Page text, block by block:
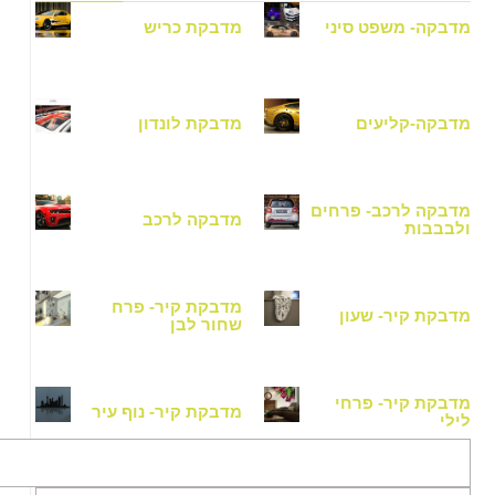
מדבקה- משפט סיני מדבקת כריש
מדבקה-קליעים מדבקת לונדון
מדבקה לרכב- פרחים
ולבבבות
מדבקה לרכב
מדבקת קיר- שעון
מדבקת קיר- פרח
שחור לבן
מדבקת קיר- פרחי
לילי
מדבקת קיר- נוף עיר